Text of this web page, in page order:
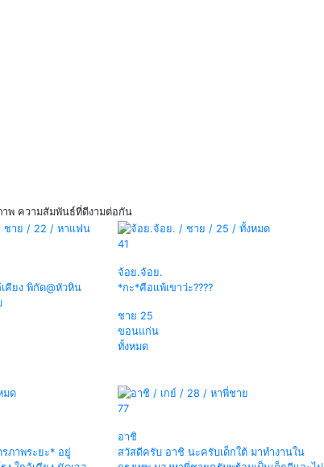
าพ ความสัมพันธ์ที่ดีงามต่อกัน
คียง พิกัด@หัวหิน
41
จ้อย.จ้อย.
*กะ*คือแพ้เขาว่ะ​????
ชาย 25
ขอนแก่น
ทั้งหมด
ภาพระยะ* อยู่
77
อาชิ
สวัสดีครับ อาชิ นะครับเด็กใต้ มาทำงานใน